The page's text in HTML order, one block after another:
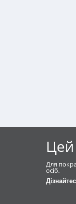
Для
осіб.